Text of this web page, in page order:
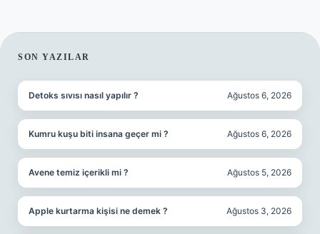
SIDEBAR
SON YAZILAR
Detoks sıvısı nasıl yapılır ? Ağustos 6, 2026
Kumru kuşu biti insana geçer mi ? Ağustos 6, 2026
Avene temiz içerikli mi ? Ağustos 5, 2026
Apple kurtarma kişisi ne demek ? Ağustos 3, 2026